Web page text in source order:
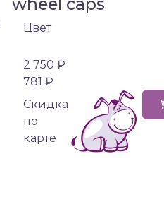
Цвет
2 750 ₽
781 ₽
Cкидка
по
карте